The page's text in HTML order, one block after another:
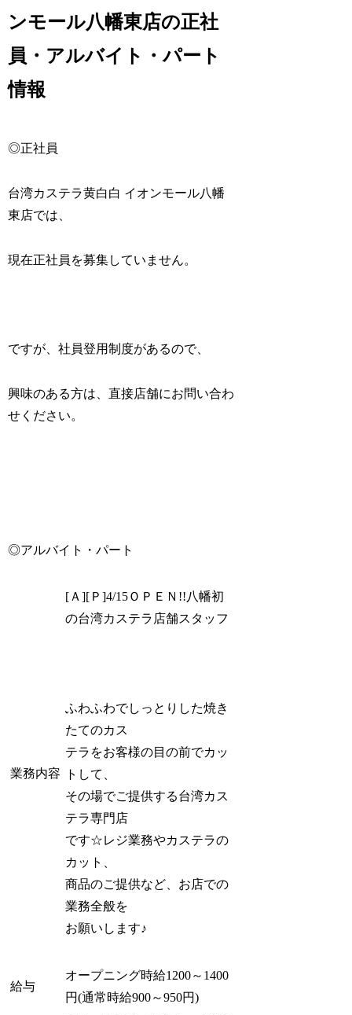
ンモール八幡東店の正社
員・アルバイト・パート
情報
◎正社員
台湾カステラ黄白白 イオンモール八幡
東店では、
現在正社員を募集していません。
ですが、社員登用制度があるので、
興味のある方は、直接店舗にお問い合わ
せください。
◎アルバイト・パート
業務内容
[Ａ][Ｐ]4/15ＯＰＥＮ!!八幡初
の台湾カステラ店舗スタッフ
ふわふわでしっとりした焼き
たてのカス
テラをお客様の目の前でカッ
トして、
その場でご提供する台湾カス
テラ専門店
です☆レジ業務やカステラの
カット、
商品のご提供など、お店での
業務全般を
お願いします♪
給与
オープニング時給1200～1400
円(通常時給900～950円)